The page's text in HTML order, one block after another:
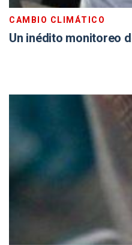
CAMBIO CLIMÁTICO
Un inédito monitoreo